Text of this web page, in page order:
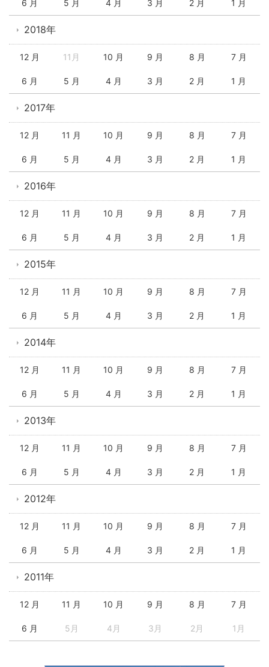
6 月 5 月 4 月 3 月 2 月 1 月
2018年
12 月 11月 10 月 9 月 8 月 7 月
6 月 5 月 4 月 3 月 2 月 1 月
2017年
12 月 11 月 10 月 9 月 8 月 7 月
6 月 5 月 4 月 3 月 2 月 1 月
2016年
12 月 11 月 10 月 9 月 8 月 7 月
6 月 5 月 4 月 3 月 2 月 1 月
2015年
12 月 11 月 10 月 9 月 8 月 7 月
6 月 5 月 4 月 3 月 2 月 1 月
2014年
12 月 11 月 10 月 9 月 8 月 7 月
6 月 5 月 4 月 3 月 2 月 1 月
2013年
12 月 11 月 10 月 9 月 8 月 7 月
6 月 5 月 4 月 3 月 2 月 1 月
2012年
12 月 11 月 10 月 9 月 8 月 7 月
6 月 5 月 4 月 3 月 2 月 1 月
2011年
12 月 11 月 10 月 9 月 8 月 7 月
6 月 5月 4月 3月 2月 1月